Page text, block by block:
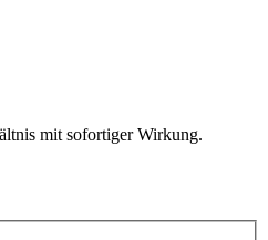
mit sofortiger Wirkung.